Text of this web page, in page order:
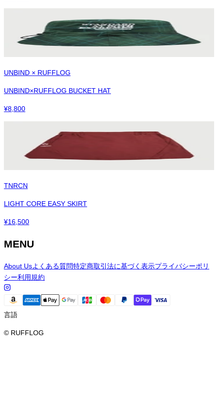
UNBIND × RUFFLOG
UNBIND×RUFFLOG BUCKET HAT
¥8,800
TNRCN
LIGHT CORE EASY SKIRT
¥16,500
MENU
About Usよくある質問特定商取引法に基づく表示プライバシーポリ
シー利用規約
言語
© RUFFLOG